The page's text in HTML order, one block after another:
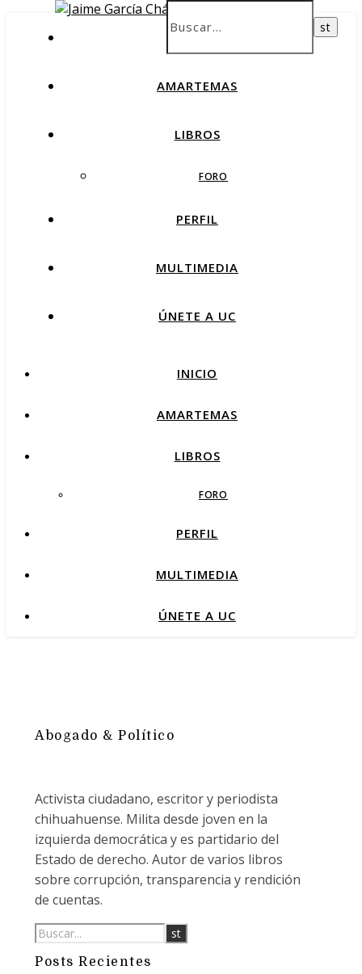
AMARTEMAS
LIBROS
FORO
PERFIL
MULTIMEDIA
ÚNETE A UC
INICIO
AMARTEMAS
LIBROS
FORO
PERFIL
MULTIMEDIA
ÚNETE A UC
Abogado & Político
Activista ciudadano, escritor y periodista
chihuahuense. Milita desde joven en la
izquierda democrática y es partidario del
Estado de derecho. Autor de varios libros
sobre corrupción, transparencia y rendición
de cuentas.
Posts Recientes